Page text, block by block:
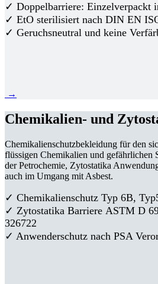
✓ Doppelbarriere: Einzelverpackt
✓ EtO sterilisiert nach DIN EN
✓ Geruchsneutral und keine
→
Chemikalien- und
Chemikalienschutzbekleidung für den
flüssigen Chemikalien und gefährlichen
der Petrochemie, Zytostatika
auch im Umgang mit Asbest.
✓ Chemikalienschutz Typ 6B,
✓ Zytostatika Barriere ASTM D
326722
✓ Anwenderschutz nach PSA